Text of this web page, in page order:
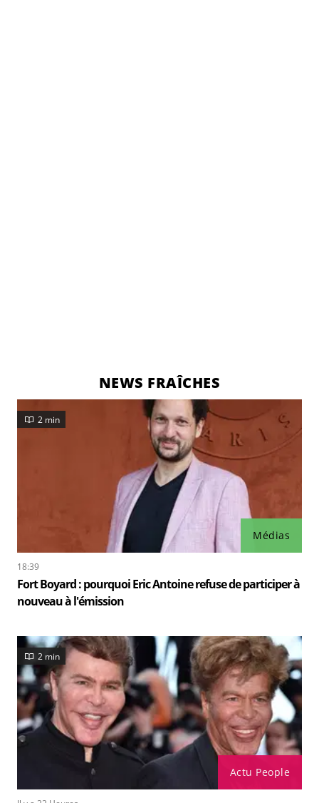
NEWS FRAÎCHES
Médias
2 min
18:39
Fort Boyard : pourquoi Eric Antoine refuse de participer à
nouveau à l'émission
Actu People
2 min